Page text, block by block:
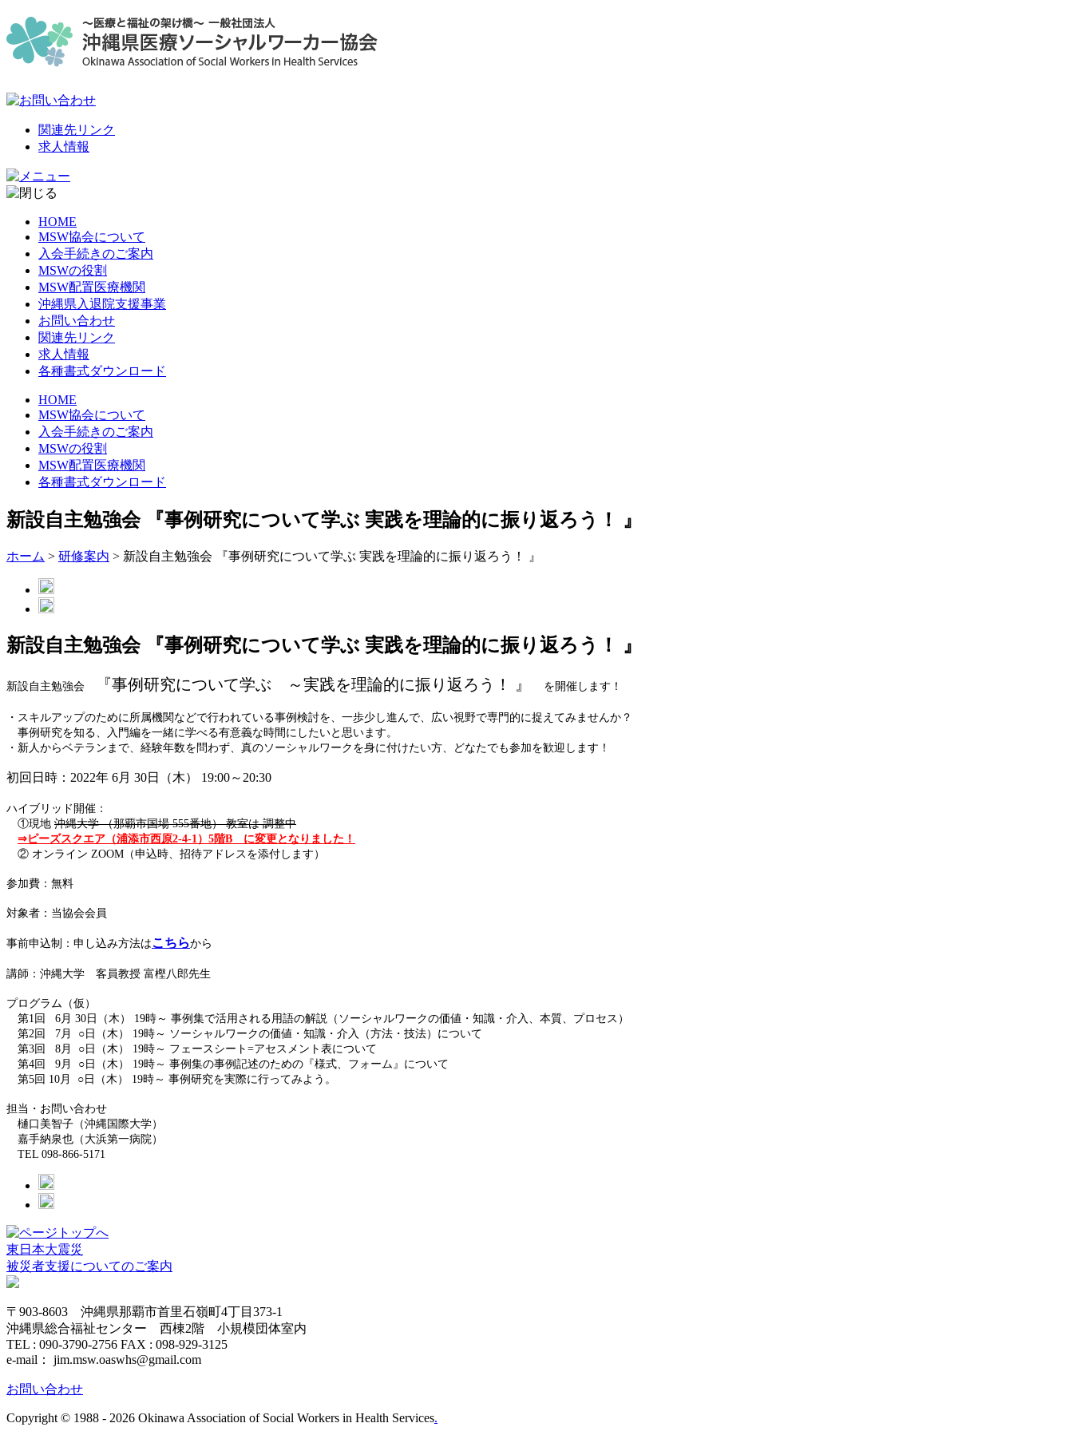
関連先リンク
求人情報
HOME
MSW協会について
入会手続きのご案内
MSWの役割
MSW配置医療機関
沖縄県入退院支援事業
お問い合わせ
関連先リンク
求人情報
各種書式ダウンロード
HOME
MSW協会について
入会手続きのご案内
MSWの役割
MSW配置医療機関
各種書式ダウンロード
新設自主勉強会 『事例研究について学ぶ 実践を理論的に振り返ろう！ 』
ホーム > 研修案内 > 新設自主勉強会 『事例研究について学ぶ 実践を理論的に振り返ろう！ 』
新設自主勉強会 『事例研究について学ぶ 実践を理論的に振り返ろう！ 』
新設自主勉強会 『事例研究について学ぶ ～実践を理論的に振り返ろう！ 』 を開催します！
・スキルアップのために所属機関などで行われている事例検討を、一歩少し進んで、広い視野で専門的に捉えてみませんか？
事例研究を知る、入門編を一緒に学べる有意義な時間にしたいと思います。
・新人からベテランまで、経験年数を問わず、真のソーシャルワークを身に付けたい方、どなたでも参加を歓迎します！
初回日時：2022年 6月 30日（木） 19:00～20:30
ハイブリッド開催：
①現地 沖縄大学 （那覇市国場 555番地） 教室は 調整中
⇒ピーズスクエア（浦添市西原2-4-1）5階B に変更となりました！
② オンライン ZOOM（申込時、招待アドレスを添付します）
参加費：無料
対象者：当協会会員
事前申込制：申し込み方法はこちらから
講師：沖縄大学 客員教授 富樫八郎先生
プログラム（仮）
第1回 6月 30日（木） 19時～ 事例集で活用される用語の解説（ソーシャルワークの価値・知識・介入、本質、プロセス）
第2回 7月 ○日（木） 19時～ ソーシャルワークの価値・知識・介入（方法・技法）について
第3回 8月 ○日（木） 19時～ フェースシート=アセスメント表について
第4回 9月 ○日（木） 19時～ 事例集の事例記述のための『様式、フォーム』について
第5回 10月 ○日（木） 19時～ 事例研究を実際に行ってみよう。
担当・お問い合わせ
樋口美智子（沖縄国際大学）
嘉手納泉也（大浜第一病院）
TEL 098-866-5171
東日本大震災
被災者支援についてのご案内
〒903-8603 沖縄県那覇市首里石嶺町4丁目373-1
沖縄県総合福祉センター 西棟2階 小規模団体室内
TEL : 090-3790-2756 FAX : 098-929-3125
e-mail： jim.msw.oaswhs@gmail.com
お問い合わせ
Copyright © 1988 - 2026 Okinawa Association of Social Workers in Health Services.